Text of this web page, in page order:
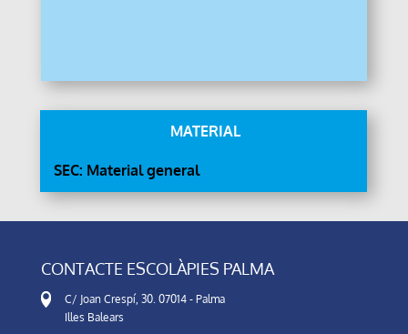
MATERIAL
SEC: Material general
CONTACTE ESCOLÀPIES PALMA
C/ Joan Crespí, 30. 07014 - Palma
Illes Balears